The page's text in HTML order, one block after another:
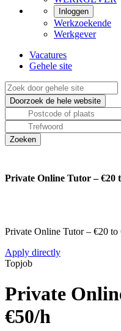
Inloggen
Werkzoekende
Werkgever
Vacatures
Gehele site
Private Online Tutor – €20
Private Online Tutor – €20 to
Apply directly
Topjob
Private
€50/h